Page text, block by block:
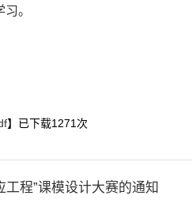
。
】已下载1271次
程”课模设计大赛的通知